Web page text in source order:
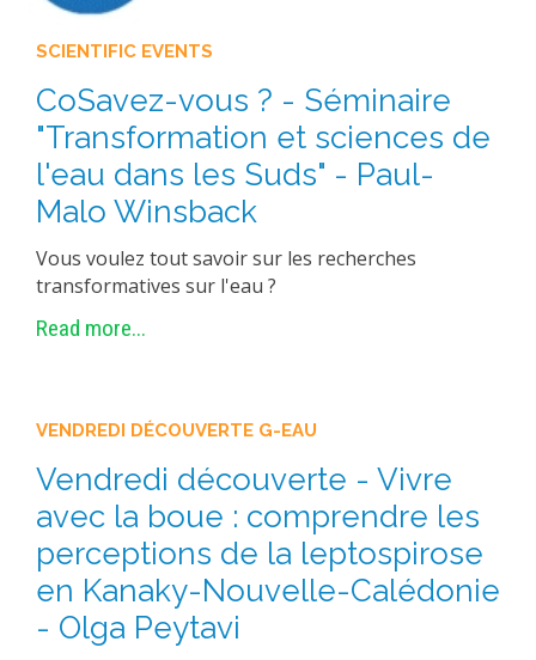
SCIENTIFIC EVENTS
CoSavez-vous ? - Séminaire
"Transformation et sciences de
l'eau dans les Suds" - Paul-
Malo Winsback
Vous voulez tout savoir sur les recherches
transformatives sur l'eau ?
Read more...
VENDREDI DÉCOUVERTE G-EAU
Vendredi découverte - Vivre
avec la boue : comprendre les
perceptions de la leptospirose
en Kanaky-Nouvelle-Calédonie
- Olga Peytavi